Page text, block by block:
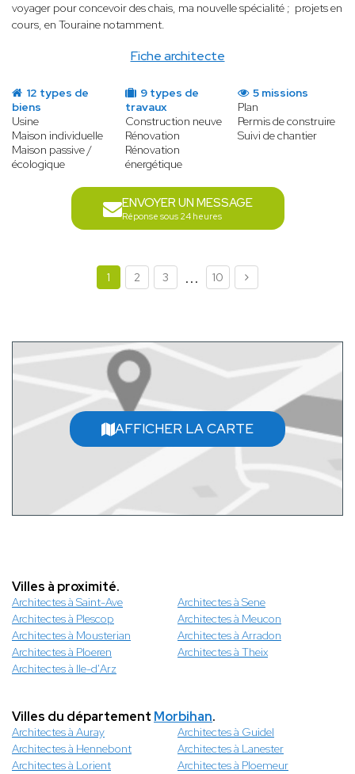
Fiche architecte
voyager pour concevoir des chais, ma nouvelle spécialité ; projets en
cours, en Touraine notamment.
12 types de
biens
Usine
Maison individuelle
Maison passive /
écologique
9 types de
travaux
Construction neuve
Rénovation
Rénovation
énergétique
5 missions
Plan
Permis de construire
Suivi de chantier
ENVOYER UN MESSAGE
Réponse sous 24 heures
1 2 3 ... 10
AFFICHER LA CARTE
Villes à proximité.
Architectes à Saint-Ave
Architectes à Sene
Architectes à Plescop
Architectes à Meucon
Architectes à Mousterian
Architectes à Arradon
Architectes à Ploeren
Architectes à Theix
Architectes à Ile-d'Arz
Villes du département Morbihan.
Architectes à Auray
Architectes à Guidel
Architectes à Hennebont
Architectes à Lanester
Architectes à Lorient
Architectes à Ploemeur